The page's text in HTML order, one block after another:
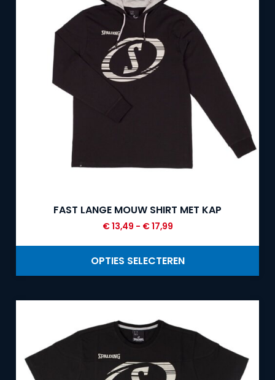
FAST LANGE MOUW SHIRT MET KAP
€13,49 - €17,99
OPTIES SELECTEREN